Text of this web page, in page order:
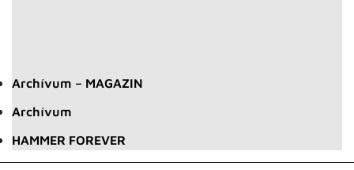
Archívum – MAGAZIN
Archívum
HAMMER FOREVER